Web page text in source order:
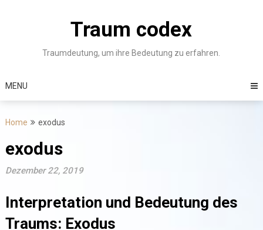
Traum codex
Traumdeutung, um ihre Bedeutung zu erfahren.
MENU
Home exodus
exodus
Dezember 22, 2019
Interpretation und Bedeutung des
Traums: Exodus